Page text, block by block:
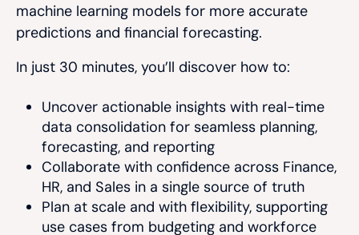
machine learning models for more accurate
predictions and financial forecasting.
In just 30 minutes, you’ll discover how to:
Uncover actionable insights with real-time
data consolidation for seamless planning,
forecasting, and reporting
Collaborate with confidence across Finance,
HR, and Sales in a single source of truth
Plan at scale and with flexibility, supporting
use cases from budgeting and workforce